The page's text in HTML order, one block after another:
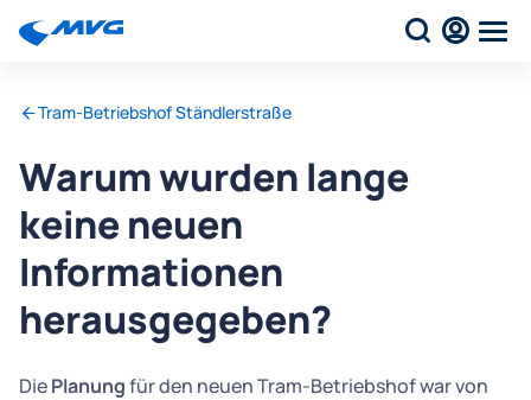
Tram-Betriebshof Ständlerstraße
Warum wurden lange
keine neuen
Informationen
herausgegeben?
DiePlanungfür den neuen Tram-Betriebshof war von